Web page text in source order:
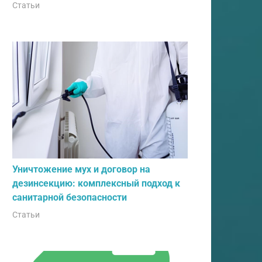
Статьи
Уничтожение мух и договор на
дезинсекцию: комплексный подход к
санитарной безопасности
Статьи